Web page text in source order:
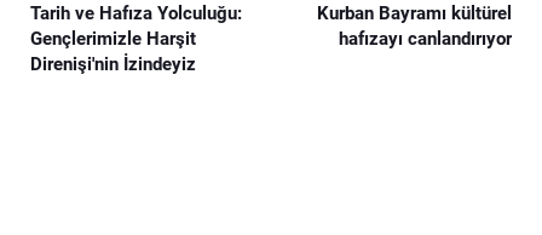
Tarih ve Hafıza Yolculuğu:
Gençlerimizle Harşit
Direnişi'nin İzindeyiz
Kurban Bayramı kültürel
hafızayı canlandırıyor